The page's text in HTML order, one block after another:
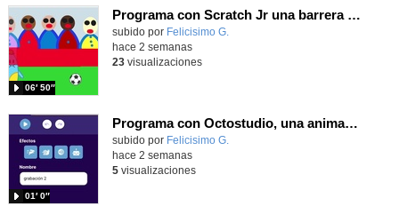
Programa con Scratch Jr una barrera que se desplaza para dar sensación de movimiento
Contenido educativo.
subido por Felicisimo G.
06′ 50″
hace 2 semanas
23visualizaciones
Programa con Octostudio, una animación utilizando la cámara para una foto y audio y texto para comunicar.
Contenido educativo.
subido por Felicisimo G.
01′ 0″
hace 2 semanas
5visualizaciones